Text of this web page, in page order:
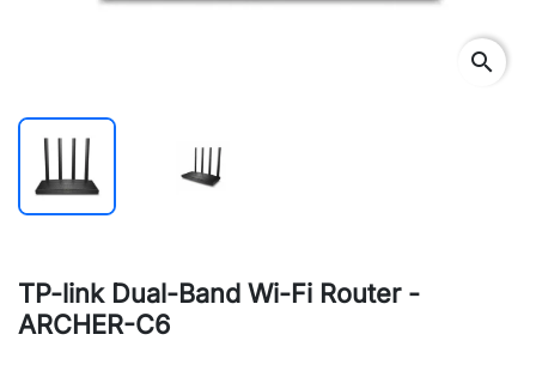
search
TP-link Dual-Band Wi-Fi Router -
ARCHER-C6